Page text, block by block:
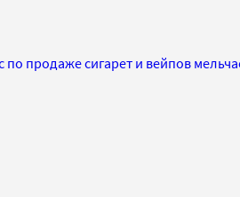
по продаже сигарет и вейпов